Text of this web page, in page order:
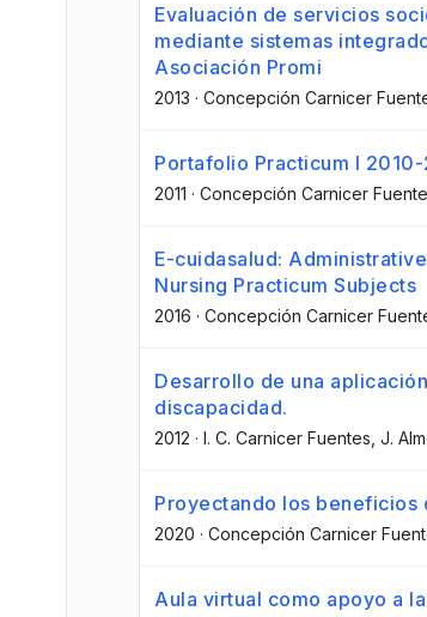
Evaluación de servicios
mediante sistemas
Asociación Promi
2013 · Concepción Carnicer
Portafolio Practicum I
2011 · Concepción Carnicer
E-cuidasalud:
Nursing Practicum Subjects
2016 · Concepción Carnicer
Desarrollo de una
discapacidad.
2012 · I. C. Carnicer Fuentes , J.
Proyectando los beneficios
2020 · Concepción Carnicer
Aula virtual como apoyo a